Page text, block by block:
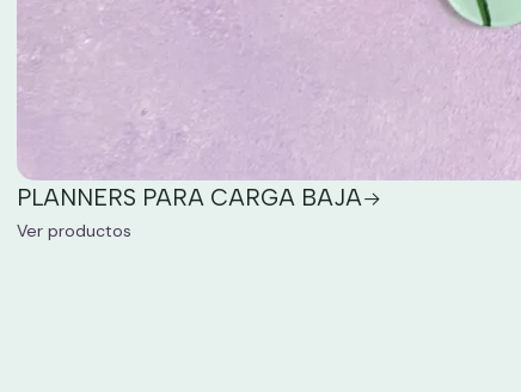
PLANNERS PARA CARGA BAJA
Ver productos